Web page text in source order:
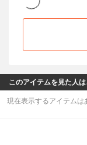
このアイテムを見た人
現在表示するアイテムは